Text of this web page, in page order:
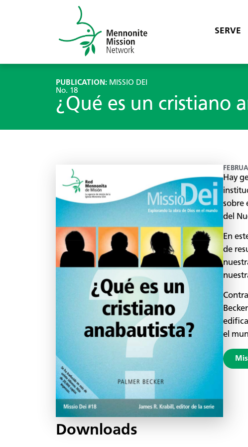
SERVE
PUBLICATION: MISSIO DEI
No. 18
¿Qué es un cristiano
Downloads
Hay
sobre
del
En
de
el